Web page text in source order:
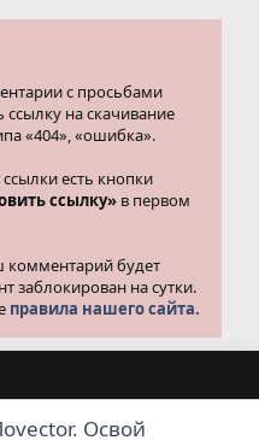
с просьбами
на скачивание
«404», «ошибка».
есть кнопки
ссылку» в первом
будет
заблокирован на сутки.
правила нашего сайта.
Освой